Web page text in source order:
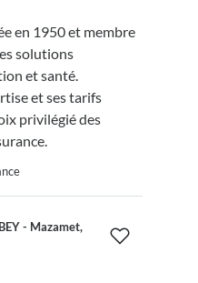
en 1950 et membre
solutions
et santé.
et ses tarifs
privilégié des
- Mazamet,